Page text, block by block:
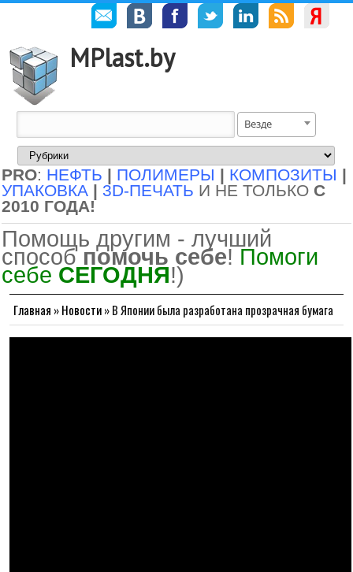
MPlast.by
Везде
PRO: НЕФТЬ | ПОЛИМЕРЫ | КОМПОЗИТЫ |
УПАКОВКА | 3D-ПЕЧАТЬ И НЕ ТОЛЬКО С
2010 ГОДА!
Помощь другим - лучший
способ помочь себе! Помоги
себе СЕГОДНЯ!)
Главная »Новости»В Японии была разработана прозрачная бумага